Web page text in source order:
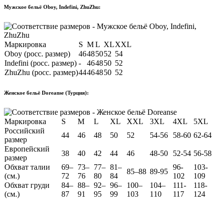
Мужское бельё Oboy, Indefini, ZhuZhu:
Маркировка S ML XLXXL
Oboy (росс. размер)
46485052 54
Indefini (росс. размер) - 464850 52
ZhuZhu (росс. размер)44464850 52
Женское бельё Doreanse (Турция):
Маркировка S M L XL XXL 3XL 4XL
5XL
Российский
размер
44 46 48 50 52 54-56 58-60 62-64
Европейский
размер
38 40 42 44 46 48-50 52-54 56-58
Обхват талии
(см.)
69–
72
73–
76
77–
80
81–
84
85–88 89-95
96-
102
103-
109
Обхват груди
(см.)
84–
87
88–
91
92–
95
96–
99
100–
103
104–
110
111-
117
118-
124